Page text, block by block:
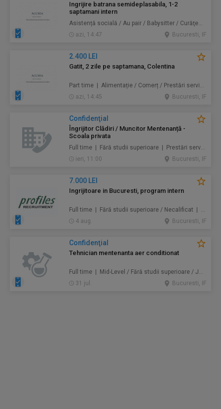
Ingrijire batrana semideplasabila, 1-2
saptamani intern
Asistență socială / Au pair / Babysitter / Curăţenie / Prestări servicii
azi, 14:47
Bucuresti, IF
2.400 LEI
Gatit, 2 zile pe saptamana, Colentina
Part time | Alimentație / Comerț / Prestări servicii
azi, 14:45
Bucuresti, IF
Confidenţial
Îngrijitor Clădiri / Muncitor Mentenanță -
Scoala privata
Full time | Fără studii superioare | Prestări servicii / Mentenanță / Instalații / Construcţii / Amenajări
ieri, 11:00
Bucuresti, IF
7.000 LEI
Ingrijitoare in Bucuresti, program intern
Full time | Fără studii superioare / Necalificat | Au pair / Babysitter / Curăţenie / Prestări servicii
4 aug.
Bucuresti, IF
Confidenţial
Tehnician mentenanta aer conditionat
Full time | Mid-Level / Fără studii superioare / Junior/Entry Level | Mentenanță / Instalații
31 jul.
Bucuresti, IF